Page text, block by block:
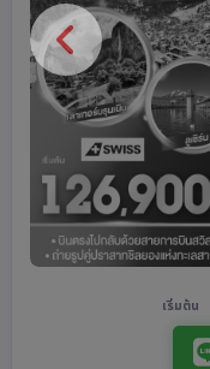
เริ่มต้น